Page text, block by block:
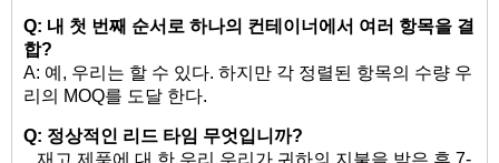
Q: 내 첫 번째 순서로 하나의 컨테이너에서 여러 항목을 결
합?
A: 예, 우리는 할 수 있다. 하지만 각 정렬된 항목의 수량 우
리의 MOQ를 도달 한다.
Q: 정상적인 리드 타임 무엇입니까?